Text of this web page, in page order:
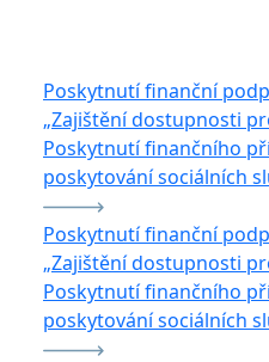
Poskytnutí finanční
„Zajištění dostupnosti
Poskytnutí finančního
poskytování sociálních
Poskytnutí finanční
„Zajištění dostupnosti
Poskytnutí finančního
poskytování sociálních